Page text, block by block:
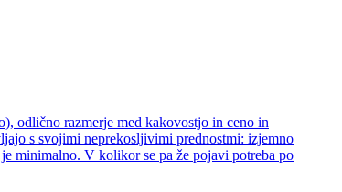
odlično razmerje med kakovostjo in ceno in
s svojimi neprekosljivimi prednostmi: izjemno
minimalno. V kolikor se pa že pojavi potreba po